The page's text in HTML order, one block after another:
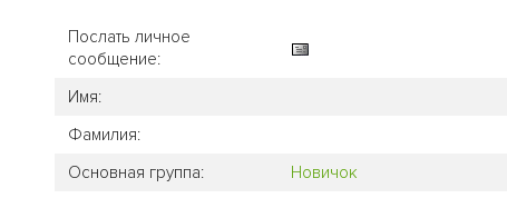
Послать личное
сообщение:
Имя:
Фамилия:
Основная группа:
Новичок